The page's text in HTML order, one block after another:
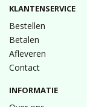
KLANTENSERVICE
Bestellen
Betalen
Afleveren
Contact
INFORMATIE